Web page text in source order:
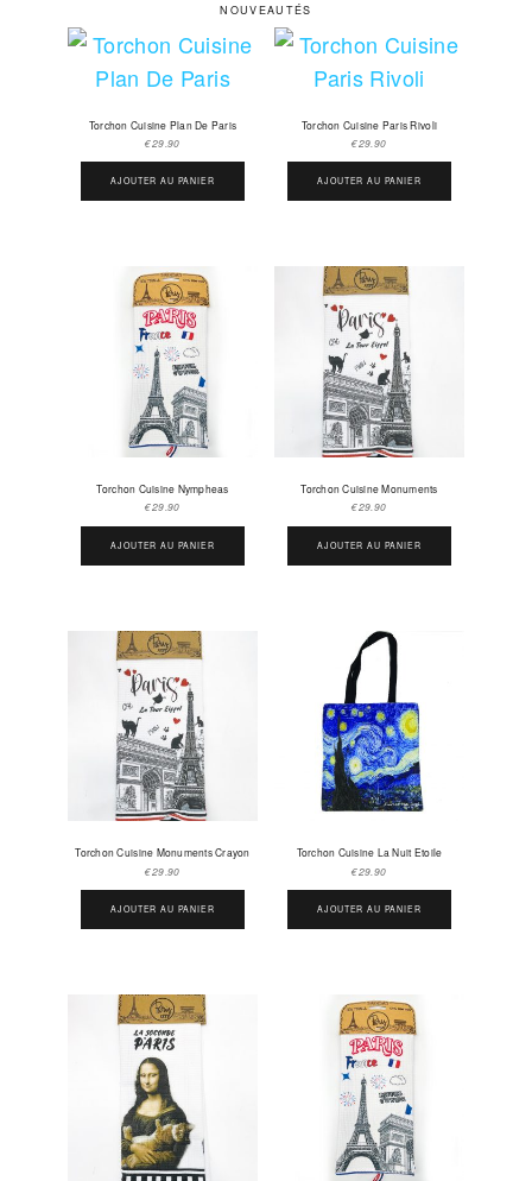
NOUVEAUTÉS
Torchon Cuisine Plan De Paris
€29.90
AJOUTER AU PANIER
Torchon Cuisine Paris Rivoli
€29.90
AJOUTER AU PANIER
Torchon Cuisine Nympheas
€29.90
AJOUTER AU PANIER
Torchon Cuisine Monuments
€29.90
AJOUTER AU PANIER
Torchon Cuisine Monuments Crayon
€29.90
AJOUTER AU PANIER
Torchon Cuisine La Nuit Etoile
€29.90
AJOUTER AU PANIER